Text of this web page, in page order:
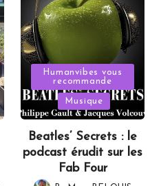
Posted
in
Humanvibes vous
recommande
Musique
Beatles’ Secrets : le
podcast érudit sur les
Fab Four